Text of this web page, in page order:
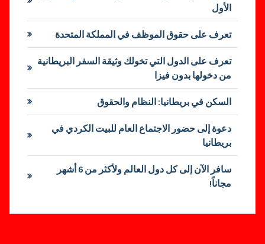
الأول
تعرف على حقوق الموظف في المملكة المتحدة
تعرف على الدول التي تخولك وثيقة السفر البريطانية
من دخولها بدون فيزا
السكن في بريطانيا: النظام والحقوق
دعوة إلى حضور الاجتماع العام للبيت الكردي في
بريطانيا
سافر الآن إلى كل دول العالم ولأكثر من 6 أشهر
مجاناً!